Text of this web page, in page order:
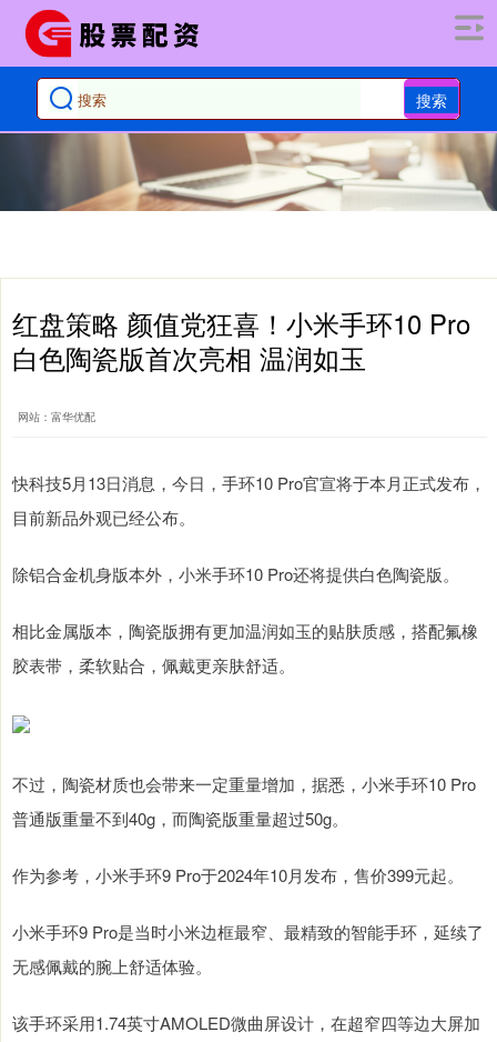
搜索
红盘策略 颜值党狂喜！小米手环10 Pro
白色陶瓷版首次亮相 温润如玉
网站：富华优配
快科技5月13日消息，今日，手环10 Pro官宣将于本月正式发布，
目前新品外观已经公布。
除铝合金机身版本外，小米手环10 Pro还将提供白色陶瓷版。
相比金属版本，陶瓷版拥有更加温润如玉的贴肤质感，搭配氟橡
胶表带，柔软贴合，佩戴更亲肤舒适。
不过，陶瓷材质也会带来一定重量增加，据悉，小米手环10 Pro
普通版重量不到40g，而陶瓷版重量超过50g。
作为参考，小米手环9 Pro于2024年10月发布，售价399元起。
小米手环9 Pro是当时小米边框最窄、最精致的智能手环，延续了
无感佩戴的腕上舒适体验。
该手环采用1.74英寸AMOLED微曲屏设计，在超窄四等边大屏加